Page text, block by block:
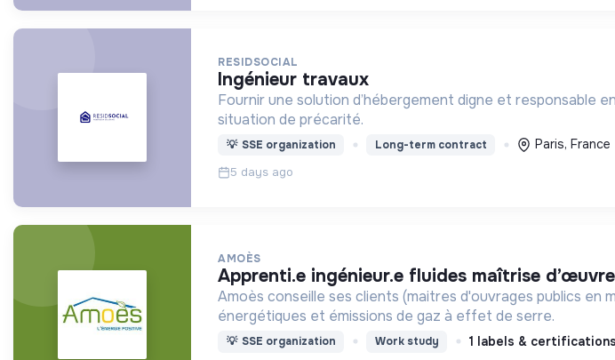
RESIDSOCIAL
ingénieur travaux
Fournir une solution d’hébergement digne et responsable
situation de précarité.
💡 SSE organization Long-term contract Paris, France
5 days ago
AMOÈS
apprenti.e ingénieur.e fluides maîtrise
Amoès conseille ses clients (maitres d'ouvrages publics
énergétiques et émissions de gaz à effet de serre.
💡 SSE organization Work study 1 labels & certifications